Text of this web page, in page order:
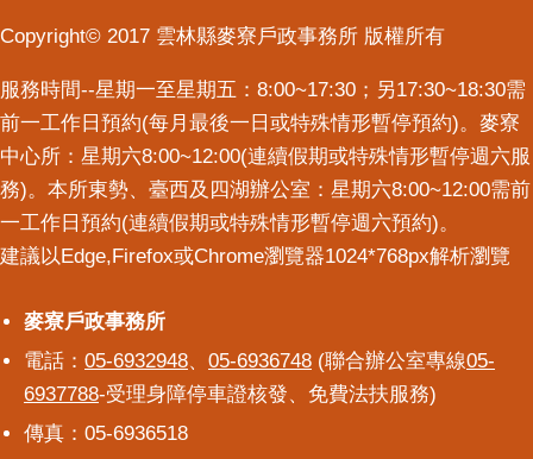
意
交
流
相
關
連
Copyright© 2017 雲林縣麥寮戶政事務所 版權所有
服務時間--星期一至星期五：8:00~17:30；另17:30~18:30需
前一工作日預約(每月最後一日或特殊情形暫停預約)。麥寮
中心所：星期六8:00~12:00(連續假期或特殊情形暫停週六服
務)。本所東勢、臺西及四湖辦公室：星期六8:00~12:00需前
一工作日預約(連續假期或特殊情形暫停週六預約)。
建議以Edge,Firefox或Chrome瀏覽器1024*768px解析瀏覽
麥寮戶政事務所
麥寮戶政事務所
電話： 05-6932948、 05-6936748 (聯合辦公室專線05-
6937788-受理身障停車證核發、免費法扶服務)
傳真：05-6936518